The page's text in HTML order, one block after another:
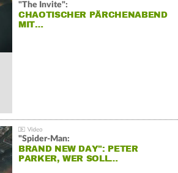
"The Invite":
CHAOTISCHER PÄRCHENABEND
MIT…
"Spider-Man:
BRAND NEW DAY": PETER
PARKER, WER SOLL…